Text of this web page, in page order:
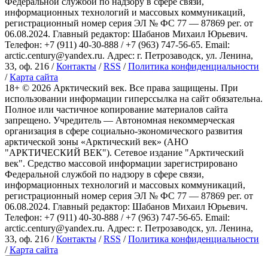
информационных технологий и массовых коммуникаций,
регистрационный номер серия ЭЛ № ФС 77 — 87869 рег. от
06.08.2024. Главный редактор: Шабанов Михаил Юрьевич.
Телефон: +7 (911) 40-30-888 / +7 (963) 747-56-65. Email:
arctic.century@yandex.ru. Адрес: г. Петрозаводск, ул. Ленина,
33, оф. 216 /Контакты /RSS /Политика конфиденциальности
/Карта сайта
18+ © 2026 Арктический век. Все права защищены. При
использовании информации гиперссылка на сайт обязательна.
Полное или частичное копирование материалов сайта
запрещено. Учредитель — Автономная некоммерческая
организация в сфере социально-экономического развития
арктической зоны «Арктический век» (АНО
"АРКТИЧЕСКИЙ ВЕК"). Сетевое издание "Арктический
век". Средство массовой информации зарегистрировано
Федеральной службой по надзору в сфере связи,
информационных технологий и массовых коммуникаций,
регистрационный номер серия ЭЛ № ФС 77 — 87869 рег. от
06.08.2024. Главный редактор: Шабанов Михаил Юрьевич.
Телефон: +7 (911) 40-30-888 / +7 (963) 747-56-65. Email:
arctic.century@yandex.ru. Адрес: г. Петрозаводск, ул. Ленина,
33, оф. 216 /Контакты /RSS /Политика конфиденциальности
/Карта сайта